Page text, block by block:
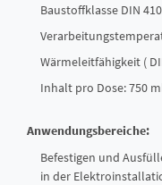
Baustoffklasse DIN
Wärmeleitfähigkeit (
Inhalt pro Dose: 750
Anwendungsbereiche:
Befestigen und
in der